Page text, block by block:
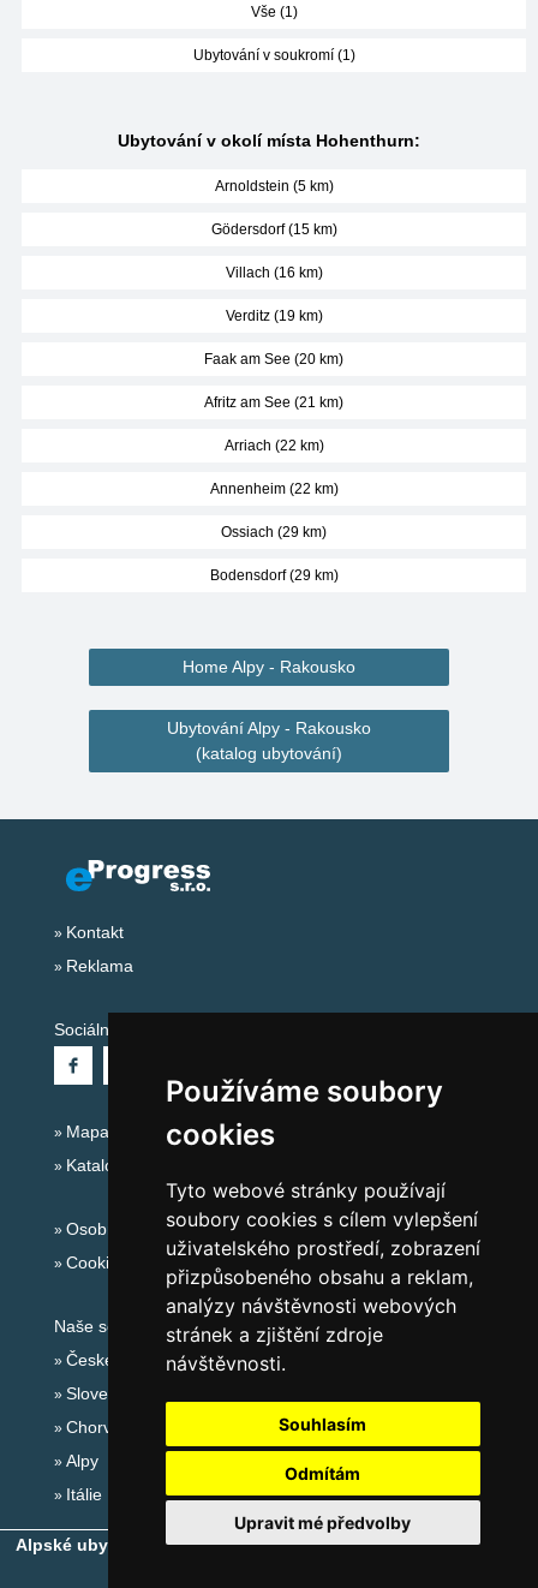
Používáme soubory
cookies
Tyto webové stránky používají
soubory cookies s cílem vylepšení
uživatelského prostředí, zobrazení
přizpůsobeného obsahu a reklam,
analýzy návštěvnosti webových
stránek a zjištění zdroje
návštěvnosti.
Souhlasím
Odmítám
Upravit mé předvolby
Vše (1)
Ubytování v soukromí (1)
Ubytování v okolí místa Hohenthurn:
Arnoldstein (5 km)
Gödersdorf (15 km)
Villach (16 km)
Verditz (19 km)
Faak am See (20 km)
Afritz am See (21 km)
Arriach (22 km)
Annenheim (22 km)
Ossiach (29 km)
Bodensdorf (29 km)
Home Alpy - Rakousko
Ubytování Alpy - Rakousko
(katalog ubytování)
Kontakt
Reklama
Sociální sítě:
Mapa serveru Alpy - Rakousko
Katalog ubytování
Osobní údaje
Cookies
Naše servery:
České hory
Slovenské hory
Chorvatsko
Alpy
Itálie
Alpské ubytování, alpské turistické oblasti, alpské ski areály